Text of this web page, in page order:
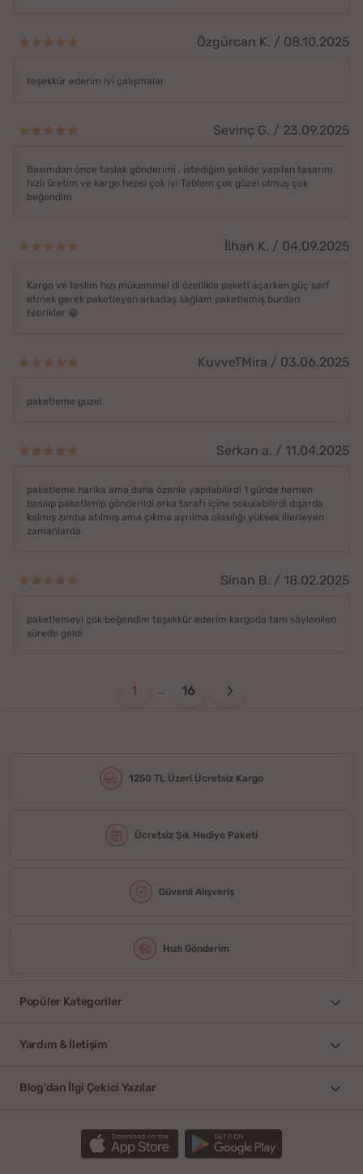
Özgürcan K. / 08.10.2025
teşekkür ederim iyi çalışmalar
Sevinç G. / 23.09.2025
Basımdan önce taslak gönderimi , istediğim şekilde yapılan tasarım
hızlı üretim ve kargo hepsi çok iyi Tablom çok güzel olmuş çok
beğendim
İlhan K. / 04.09.2025
Kargo ve teslim hızı mükemmel di özellikle paketi açarken güç sarf
etmek gerek paketleyen arkadaş sağlam paketlemiş burdan
tebrikler 😁
KuvveTMira / 03.06.2025
paketleme guzel
Serkan a. / 11.04.2025
paketleme harika ama daha özenle yapılabilirdi 1 günde hemen
basılıp paketlenip gönderildi arka tarafı içine sokulabilirdi dışarda
kalmış zımba atılmış ama çıkma ayrılma olasılığı yüksek illerleyen
zamanlarda
Sinan B. / 18.02.2025
paketlemeyi çok beğendim teşekkür ederim kargoda tam söylenilen
sürede geldi
1 16
1250 TL Üzeri Ücretsiz Kargo
Ücretsiz Şık Hediye Paketi
Güvenli Alışveriş
Hızlı Gönderim
Popüler Kategoriler
Yardım & İletişim
Blog'dan İlgi Çekici Yazılar